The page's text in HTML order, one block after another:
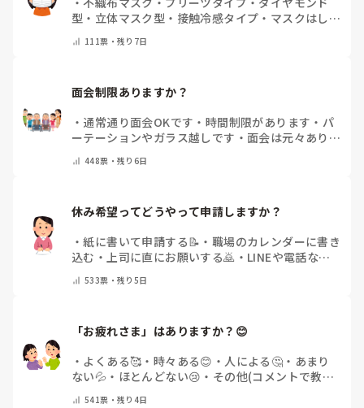
型 ・ 立体マスク型 ・ 接触冷感タイプ ・ マスクはしま
111票・残り7日
面会制限ありますか？
・ 通常通り面会OKです ・ 時間制限があります ・ パ
ーテーションやガラス越しです ・ 面会は元々ありま
448票・残り6日
休み希望ってどうやって申請しますか？
・紙に書いて申請する📝 ・ 職場のカレンダーに書き
込む ・ 上司に直にお願いする🙇 ・ LINEや電話など
533票・残り5日
「お疲れさま」はありますか？😊
・ よくある🥰 ・ 時々ある😊 ・ 人による🤔 ・ あまり
ない💦 ・ ほとんどない😢 ・ その他(コメントで教え
541票・残り4日